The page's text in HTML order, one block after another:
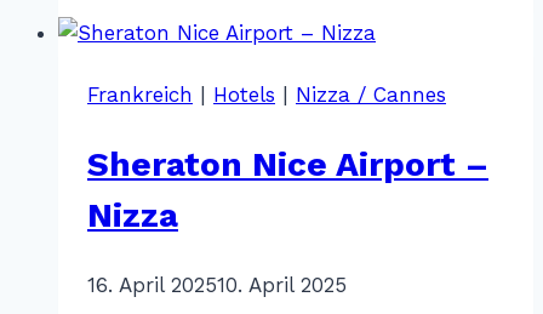
Majestic
Cannes
Frankreich | Hotels | Nizza / Cannes
Sheraton Nice Airport –
Nizza
VonKatharina
16. April 202510. April 2025